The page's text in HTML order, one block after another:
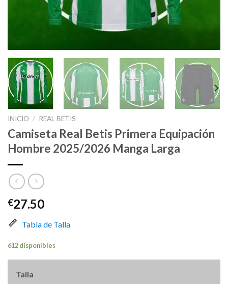
INICIO / REAL BETIS
Camiseta Real Betis Primera Equipación
Hombre 2025/2026 Manga Larga
€27.50
Tabla de Talla
612 disponibles
Talla